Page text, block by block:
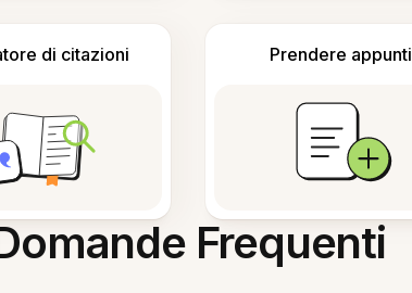
di citazioni Prendere appunti
Frequenti